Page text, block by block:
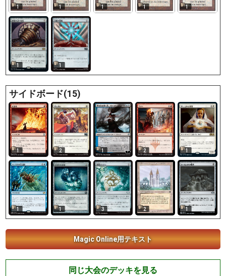
1 1 1 1 1
1 1
サイドボード(15)
1 2 1 2 1
1 1 3 2 1
Magic Online用テキスト
同じ大会のデッキを見る